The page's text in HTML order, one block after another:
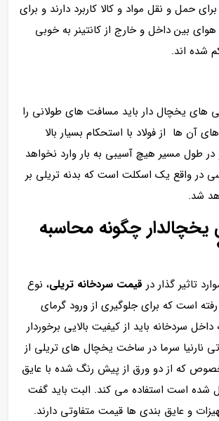
حمل و نقل مواد و کالا کاربرد دارند و برای
هوای بین داخل و خارج از کانتینر به خوبی
شده اند.
های یخچال دار باید مسافت های طولانی را
آن ها از فولاد با استحکام بسیار بالا
طول مسیر هیچ آسیبی به بار وارد نخواهد
در واقع یک اسکلت است که بدنه تریلی بر
شد.
چگونه محاسبه
تاثیر گذار در قیمت سردخانه تریلی، نوع
است که برای جلوگیری از ورود گرمای
سردخانه باید از کیفیت بالایی برخوردار
نارنیا سرما در ساخت یخچال های تریلی از
که از دو ورق از پیش رنگ شده با عایق
شده است استفاده می کند. البت باید گفت
و عایق بندی ها قیمت متفاوتی دارند.